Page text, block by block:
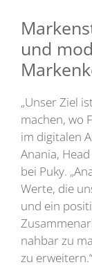
und
„Unser Ziel
machen, wo
im digitalen
Anania,
bei Puky.
Werte, die
und ein
nahbar zu
zu erweitern.“